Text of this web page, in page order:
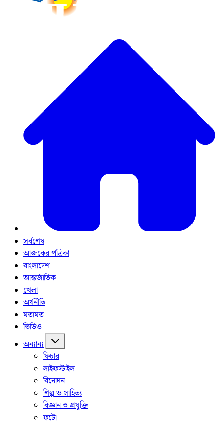
সর্বশেষ
আজকের পত্রিকা
বাংলাদেশ
আন্তর্জাতিক
খেলা
অর্থনীতি
মতামত
ভিডিও
অন্যান্য
ফিচার
লাইফস্টাইল
বিনোদন
শিল্প ও সাহিত্য
বিজ্ঞান ও প্রযুক্তি
ফটো